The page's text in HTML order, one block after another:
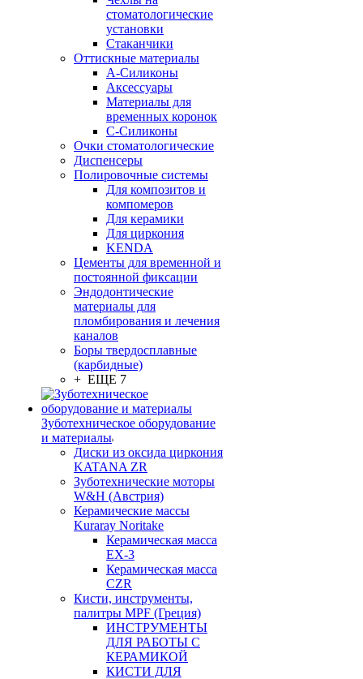
стоматологические
установки
Стаканчики
Оттискные материалы
А-Силиконы
Аксессуары
Материалы для
временных коронок
С-Силиконы
Очки стоматологические
Диспенсеры
Полировочные системы
Для композитов и
компомеров
Для керамики
Для циркония
KENDA
Цементы для временной и
постоянной фиксации
Эндодонтические
материалы для
пломбирования и лечения
каналов
Боры твердосплавные
(карбидные)
+ ЕЩЕ 7
Зуботехническое оборудование
и материалы
Диски из оксида циркония
KATANA ZR
Зуботехнические моторы
W&H (Австрия)
Керамические массы
Kuraray Noritake
Керамическая масса
EX-3
Керамическая масса
CZR
Кисти, инструменты,
палитры MPF (Греция)
ИНСТРУМЕНТЫ
ДЛЯ РАБОТЫ С
КЕРАМИКОЙ
КИСТИ ДЛЯ